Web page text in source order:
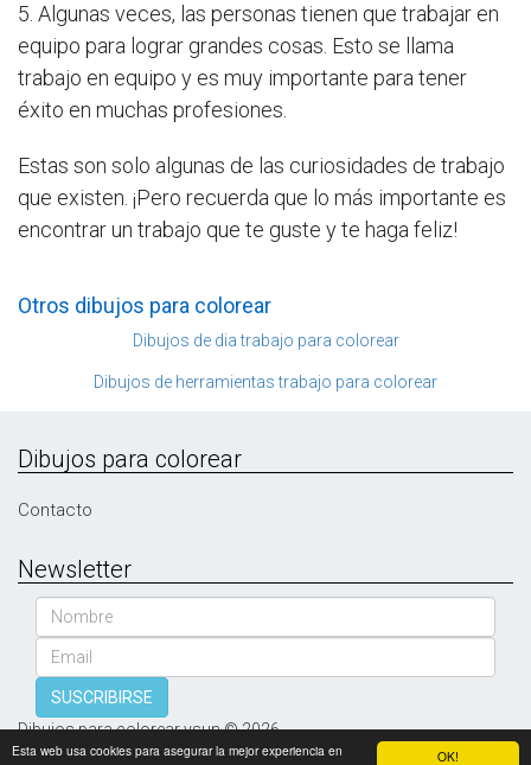
OK!
Esta web usa cookies para asegurar la mejor experiencia en
5. Algunas veces, las personas tienen que trabajar en
equipo para lograr grandes cosas. Esto se llama
trabajo en equipo y es muy importante para tener
éxito en muchas profesiones.
Estas son solo algunas de las curiosidades de trabajo
que existen. ¡Pero recuerda que lo más importante es
encontrar un trabajo que te guste y te haga feliz!
Otros dibujos para colorear
Dibujos de dia trabajo para colorear
Dibujos de herramientas trabajo para colorear
Dibujos para colorear
Contacto
Newsletter
Nombre
Email
SUSCRIBIRSE
Dibujos para colorear vsun © 2026